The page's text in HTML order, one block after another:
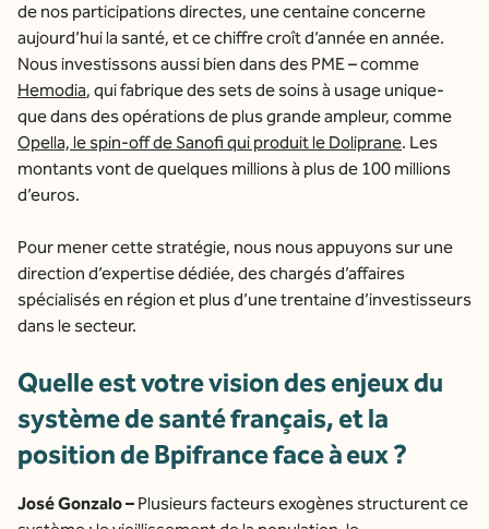
de nos participations directes, une centaine concerne
aujourd’hui la santé, et ce chiffre croît d’année en année.
Nous investissons aussi bien dans des PME – comme
Hemodia, qui fabrique des sets de soins à usage unique-
que dans des opérations de plus grande ampleur, comme
Opella, le spin-off de Sanofi qui produit le Doliprane. Les
montants vont de quelques millions à plus de 100 millions
d’euros.
Pour mener cette stratégie, nous nous appuyons sur une
direction d’expertise dédiée, des chargés d’affaires
spécialisés en région et plus d’une trentaine d’investisseurs
dans le secteur.
Quelle est votre vision des enjeux du
système de santé français, et la
position de Bpifrance face à eux ?
José Gonzalo – Plusieurs facteurs exogènes structurent ce